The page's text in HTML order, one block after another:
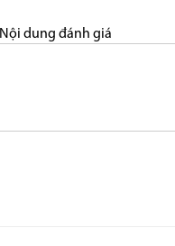
Nội dung đánh giá